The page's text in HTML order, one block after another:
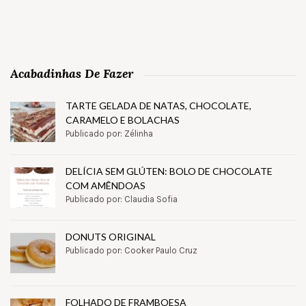
Acabadinhas De Fazer
TARTE GELADA DE NATAS, CHOCOLATE,
CARAMELO E BOLACHAS
Publicado por: Zélinha
DELÍCIA SEM GLÚTEN: BOLO DE CHOCOLATE
COM AMÊNDOAS
Publicado por: Claudia Sofia
DONUTS ORIGINAL
Publicado por: Cooker Paulo Cruz
FOLHADO DE FRAMBOESA